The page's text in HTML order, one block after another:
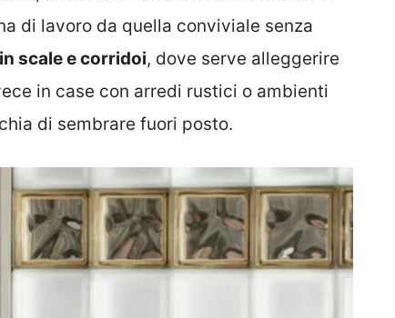
di lavoro da quella conviviale senza
in scale e corridoi, dove serve alleggerire
in case con arredi rustici o ambienti
di sembrare fuori posto.